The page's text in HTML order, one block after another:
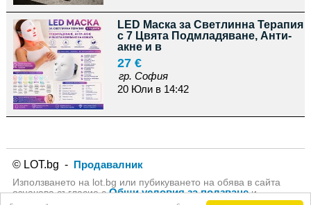
LED Маска за Светлинна Терапия
с 7 Цвята Подмладяване, Анти-
акне и в
27 €
гр. София
20 Юли в 14:42
© LOT.bg - Продавалник
Използването на lot.bg или пубикуването на обява в сайта
означава съгласие сОбщи условия за ползванеи
Политика за личните данни на lot.bg